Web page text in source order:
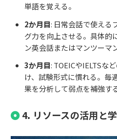
単語を覚える。
2か月目: 日常会話で使える
グ力を向上させる。具体的
ン英会話またはマンツーマ
3か月目: TOEICやIELTSな
け、試験形式に慣れる。毎
果を分析して弱点を補強す
4. リソースの活用と